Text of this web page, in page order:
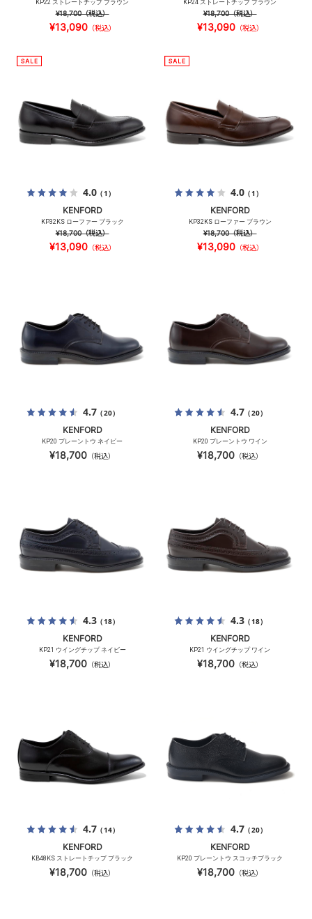
KP22 ストレートチップ ブラウン
¥18,700（税込）
¥13,090（税込）
KP24 ストレートチップ ブラウン
¥18,700（税込）
¥13,090（税込）
4.0（1）
KENFORD
KP32KS ローファー ブラック
¥18,700（税込）
¥13,090（税込）
4.0（1）
KENFORD
KP32KS ローファー ブラウン
¥18,700（税込）
¥13,090（税込）
4.7（20）
KENFORD
KP20 プレーントウ ネイビー
¥18,700 （税込）
4.7（20）
KENFORD
KP20 プレーントウ ワイン
¥18,700 （税込）
4.3（18）
KENFORD
KP21 ウイングチップ ネイビー
¥18,700 （税込）
4.3（18）
KENFORD
KP21 ウイングチップ ワイン
¥18,700 （税込）
4.7（14）
KENFORD
KB48KS ストレートチップ ブラック
¥18,700 （税込）
4.7（20）
KENFORD
KP20 プレーントウ スコッチブラック
¥18,700 （税込）